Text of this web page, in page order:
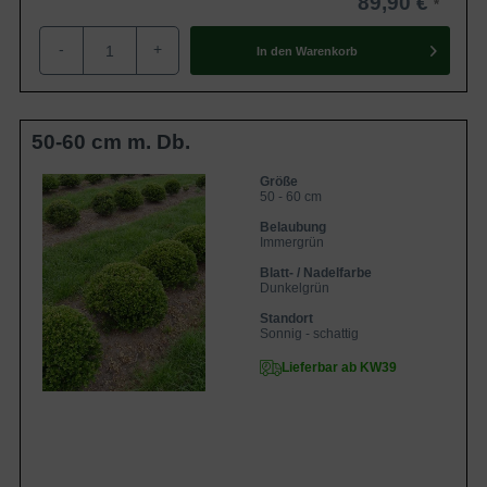
- + In den Warenkorb
50-60 cm m. Db.
Größe
50 - 60 cm
Belaubung
Immergrün
Blatt- / Nadelfarbe
Dunkelgrün
Standort
Sonnig - schattig
Lieferbar ab KW39